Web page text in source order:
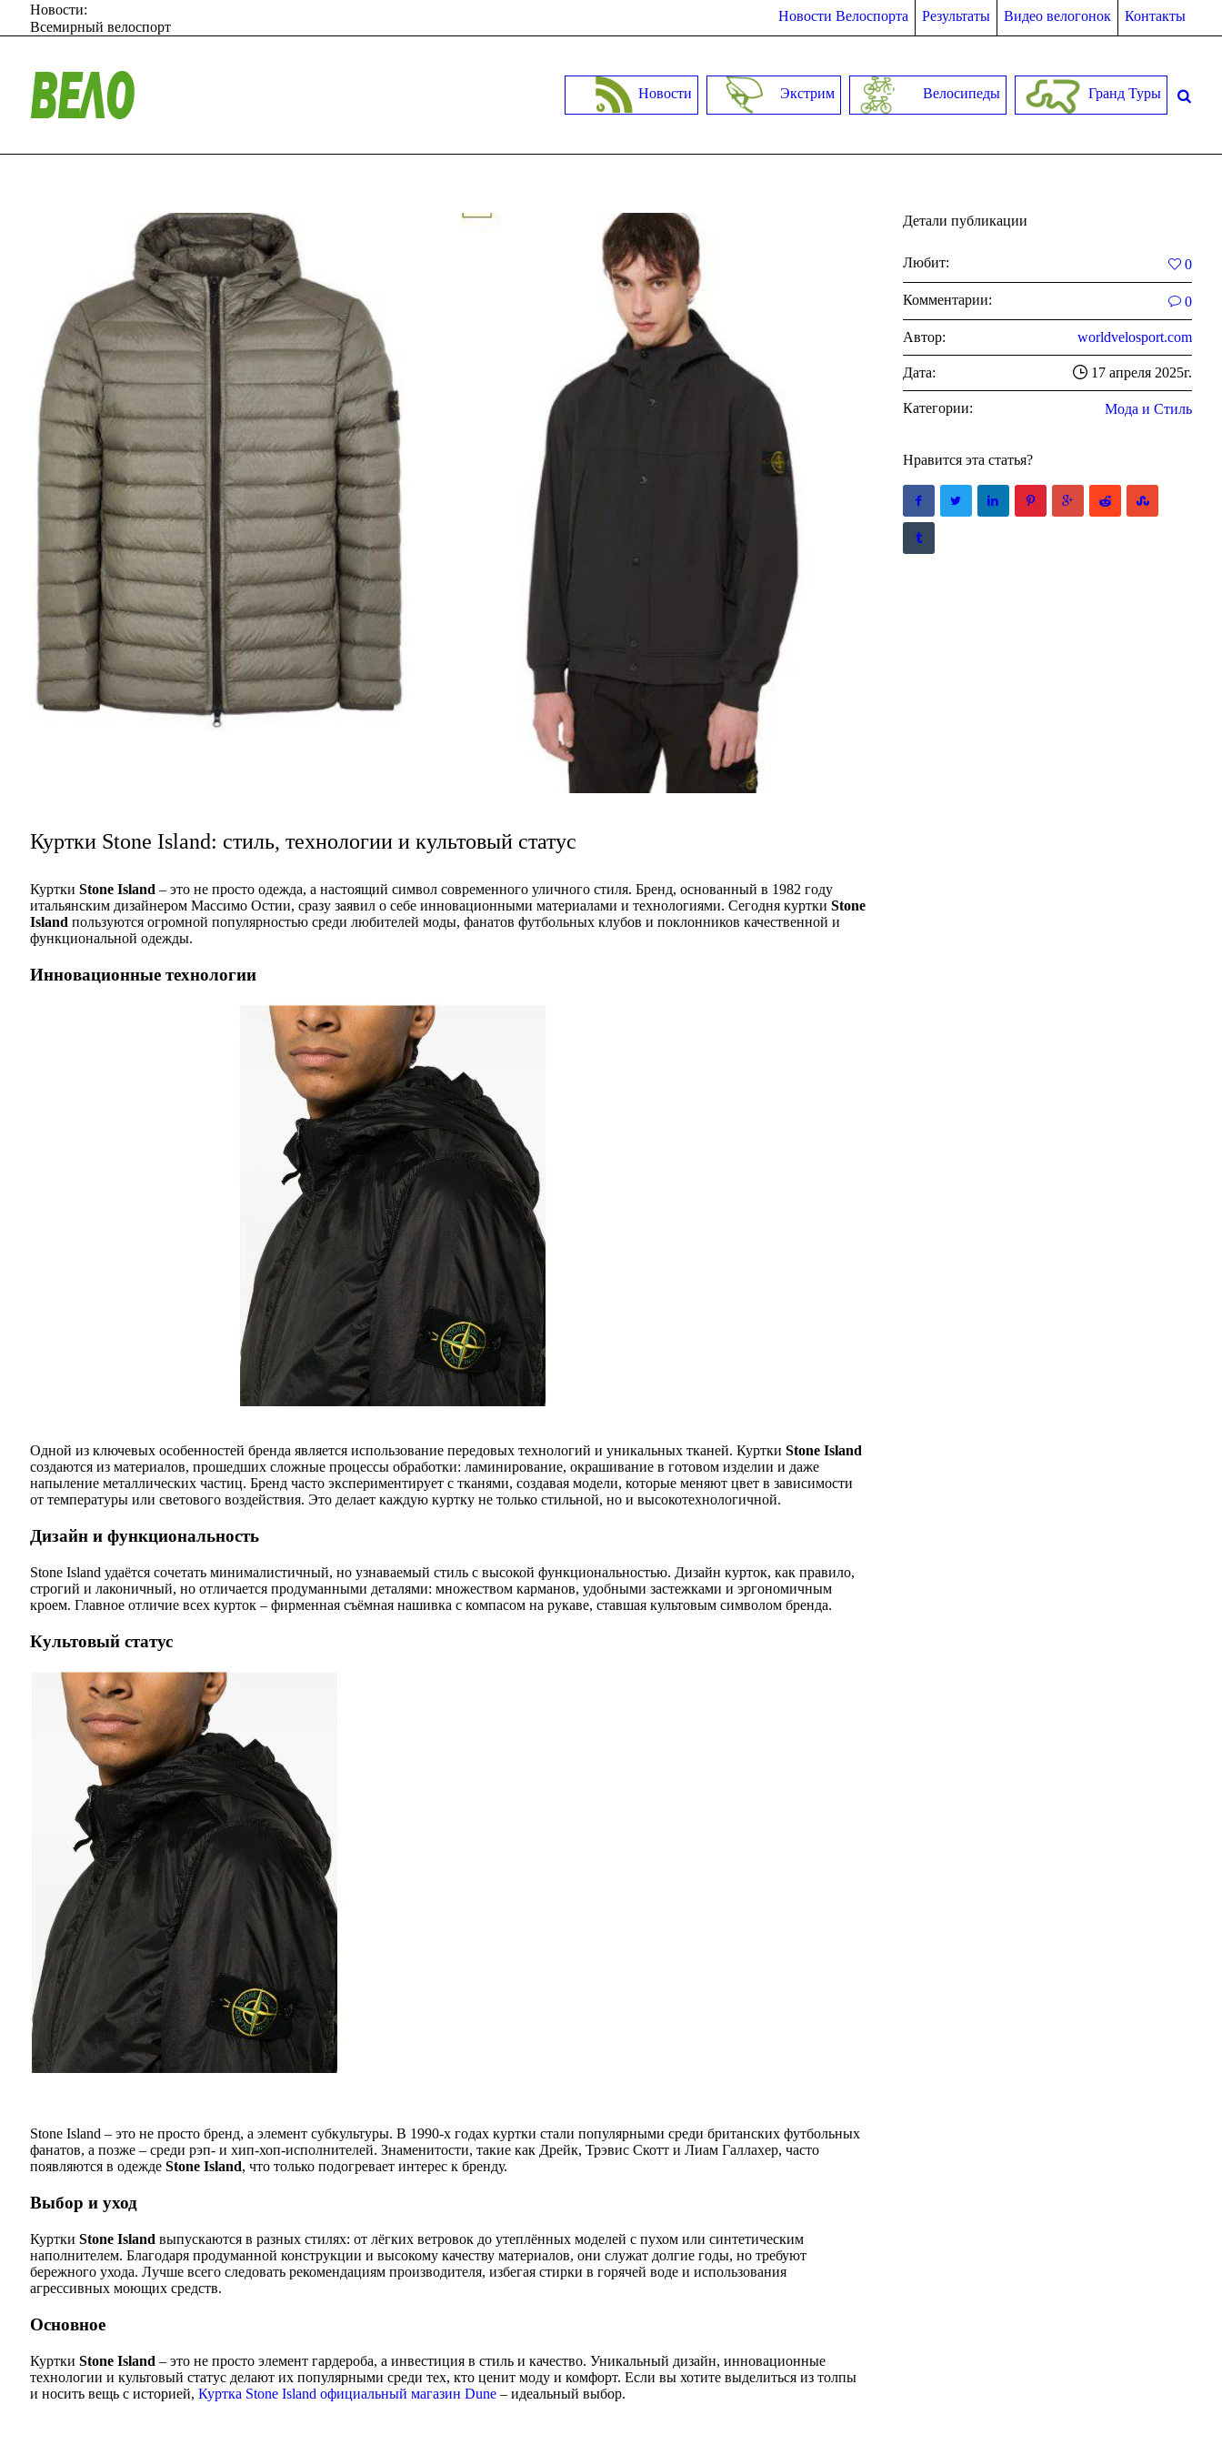
Новости Велоспорта Результаты Видео велогонок Контакты
Новости:
Всемирный велоспорт
Новости Экстрим Велосипеды Гранд Туры
Куртки Stone Island: стиль, технологии и культовый статус
КурткиStone Island – это не просто одежда, а настоящий символ современного уличного стиля. Бренд, основанный в 1982 году
итальянским дизайнером Массимо Остии, сразу заявил о себе инновационными материалами и технологиями. Сегодня курткиStone
Island пользуются огромной популярностью среди любителей моды, фанатов футбольных клубов и поклонников качественной и
функциональной одежды.
Инновационные технологии
Одной из ключевых особенностей бренда является использование передовых технологий и уникальных тканей. КурткиStone Island
создаются из материалов, прошедших сложные процессы обработки: ламинирование, окрашивание в готовом изделии и даже
напыление металлических частиц. Бренд часто экспериментирует с тканями, создавая модели, которые меняют цвет в зависимости
от температуры или светового воздействия. Это делает каждую куртку не только стильной, но и высокотехнологичной.
Дизайн и функциональность
Stone Island удаётся сочетать минималистичный, но узнаваемый стиль с высокой функциональностью. Дизайн курток, как правило,
строгий и лаконичный, но отличается продуманными деталями: множеством карманов, удобными застежками и эргономичным
кроем. Главное отличие всех курток – фирменная съёмная нашивка с компасом на рукаве, ставшая культовым символом бренда.
Культовый статус
Stone Island – это не просто бренд, а элемент субкультуры. В 1990-х годах куртки стали популярными среди британских футбольных
фанатов, а позже – среди рэп- и хип-хоп-исполнителей. Знаменитости, такие как Дрейк, Трэвис Скотт и Лиам Галлахер, часто
появляются в одеждеStone Island, что только подогревает интерес к бренду.
Выбор и уход
КурткиStone Island выпускаются в разных стилях: от лёгких ветровок до утеплённых моделей с пухом или синтетическим
наполнителем. Благодаря продуманной конструкции и высокому качеству материалов, они служат долгие годы, но требуют
бережного ухода. Лучше всего следовать рекомендациям производителя, избегая стирки в горячей воде и использования
агрессивных моющих средств.
Основное
КурткиStone Island – это не просто элемент гардероба, а инвестиция в стиль и качество. Уникальный дизайн, инновационные
технологии и культовый статус делают их популярными среди тех, кто ценит моду и комфорт. Если вы хотите выделиться из толпы
и носить вещь с историей,Куртка Stone Island официальный магазин Dune – идеальный выбор.
Детали публикации
Любит: 0
Комментарии: 0
Автор: worldvelosport.com
Дата: 17 апреля 2025г.
Категории: Мода и Стиль
Нравится эта статья?